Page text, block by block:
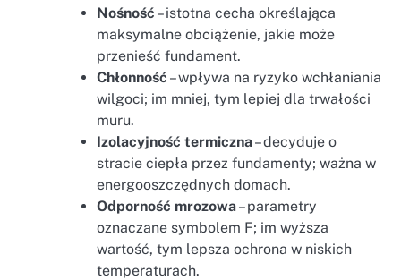
Nośność – istotna cecha określająca
maksymalne obciążenie, jakie może
przenieść fundament.
Chłonność – wpływa na ryzyko wchłaniania
wilgoci; im mniej, tym lepiej dla trwałości
muru.
Izolacyjność termiczna– decyduje o
stracie ciepła przez fundamenty; ważna w
energooszczędnych domach.
Odporność mrozowa– parametry
oznaczane symbolem F; im wyższa
wartość, tym lepsza ochrona w niskich
temperaturach.